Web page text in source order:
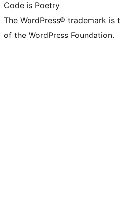
Code is Poetry.
The WordPress® trademark is
of the WordPress Foundation.